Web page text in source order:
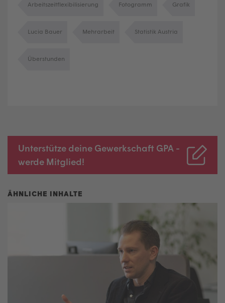
Arbeitszeitflexibilisierung Fotogramm Grafik
Lucia Bauer Mehrarbeit Statistik Austria
Überstunden
Unterstütze deine Gewerkschaft GPA -
werde Mitglied!